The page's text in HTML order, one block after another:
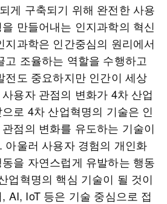
게 구축되기 위해 완전한 사용
만들어내는 인지과학의 혁신
지과학은 인간중심의 원리에서
조율하는 역할을 수행하고
전도 중요하지만 인간이 세상
용자 관점의 변화가 4차 산업
로 4차 산업혁명의 기술은 인
점의 변화를 유도하는 기술이
아울러 사용자 경험의 개인화
을 자연스럽게 유발하는 행동
업혁명의 핵심 기술이 될 것이
AI, IoT 등은 기술 중심으로 접